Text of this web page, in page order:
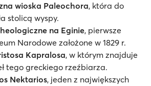
wioska Paleochora, która do
stolicą wyspy.
na Eginie, pierwsze
Narodowe założone w 1829 r.
Kapralosa, w którym znajduje
tego greckiego rzeźbiarza.
Nektarios, jeden z największych